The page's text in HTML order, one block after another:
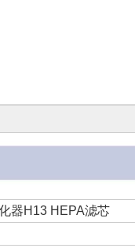
器H13 HEPA滤芯